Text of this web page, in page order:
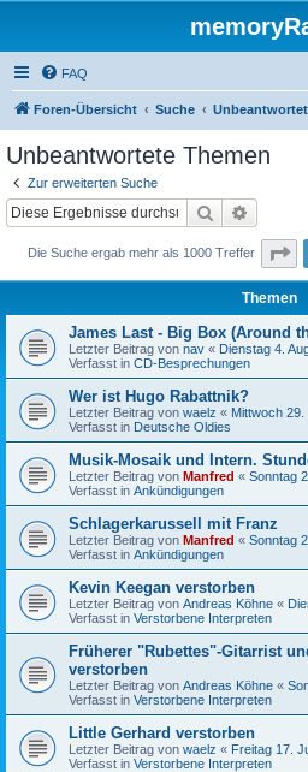
FAQ
Foren-Übersicht Suche
Unbeantwortete Themen
Zur erweiterten Suche
Suche
Die Suche ergab mehr als 1000 Treffer
Themen
James Last - Big Box (Around
Letzter Beitrag von nav « Dienstag 4.
Verfasst in CD-Besprechungen
Wer ist Hugo Rabattnik?
Letzter Beitrag von waelz « Mittwoch
Verfasst in Deutsche Oldies
Musik-Mosaik und Intern.
Letzter Beitrag von Manfred « Sonntag
Verfasst in Ankündigungen
Schlagerkarussell mit Franz
Letzter Beitrag von Manfred « Sonntag
Verfasst in Ankündigungen
Kevin Keegan verstorben
Letzter Beitrag von Andreas Köhne «
Verfasst in Verstorbene Interpreten
Früherer "Rubettes"-Gitarrist
verstorben
Letzter Beitrag von Andreas Köhne «
Verfasst in Verstorbene Interpreten
Little Gerhard verstorben
Letzter Beitrag von waelz « Freitag 17.
Verfasst in Verstorbene Interpreten